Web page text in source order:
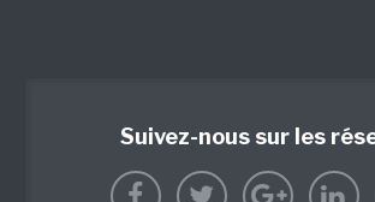
Suivez-nous sur les